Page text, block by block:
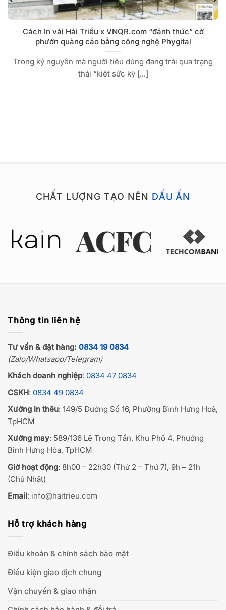
Cách In vải Hải Triều x VNQR.com “đánh thức” cờ
phướn quảng cáo bằng công nghệ Phygital
Trong kỷ nguyên mà người tiêu dùng đang trải qua trạng
thái “kiệt sức kỹ [...]
CHẤT LƯỢNG TẠO NÊN DẤU ẤN
Thông tin liên hệ
Tư vấn & đặt hàng: 0834 19 0834
(Zalo/Whatsapp/Telegram)
Khách doanh nghiệp: 0834 47 0834
CSKH: 0834 49 0834
Xưởng in thêu: 149/5 Đường Số 16, Phường Bình Hưng Hoà,
TpHCM
Xưởng may: 589/136 Lê Trọng Tấn, Khu Phố 4, Phường
Bình Hưng Hòa, TpHCM
Giờ hoạt động: 8h00 – 22h30 (Thứ 2 – Thứ 7), 9h – 21h
(Chủ Nhật)
Email: info@haitrieu.com
Hỗ trợ khách hàng
Điều khoản & chính sách bảo mật
Điều kiện giao dịch chung
Vận chuyển & giao nhận